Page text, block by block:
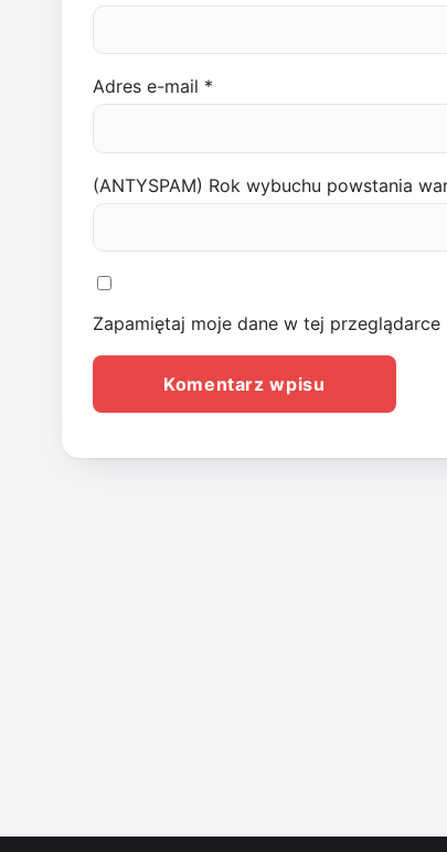
Adres e-mail *
(ANTYSPAM) Rok wybuchu powstania
Zapamiętaj moje dane w tej